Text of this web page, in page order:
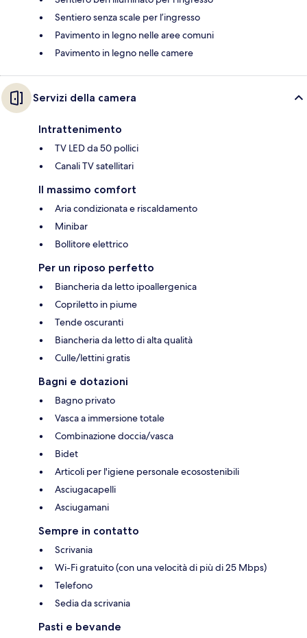
Sentiero senza scale per l’ingresso
Pavimento in legno nelle aree comuni
Pavimento in legno nelle camere
Servizi della camera
Intrattenimento
TV LED da 50 pollici
Canali TV satellitari
Il massimo comfort
Aria condizionata e riscaldamento
Minibar
Bollitore elettrico
Per un riposo perfetto
Biancheria da letto ipoallergenica
Copriletto in piume
Tende oscuranti
Biancheria da letto di alta qualità
Culle/lettini gratis
Bagni e dotazioni
Bagno privato
Vasca a immersione totale
Combinazione doccia/vasca
Bidet
Articoli per l'igiene personale ecosostenibili
Asciugacapelli
Asciugamani
Sempre in contatto
Scrivania
Wi-Fi gratuito (con una velocità di più di 25 Mbps)
Telefono
Sedia da scrivania
Pasti e bevande